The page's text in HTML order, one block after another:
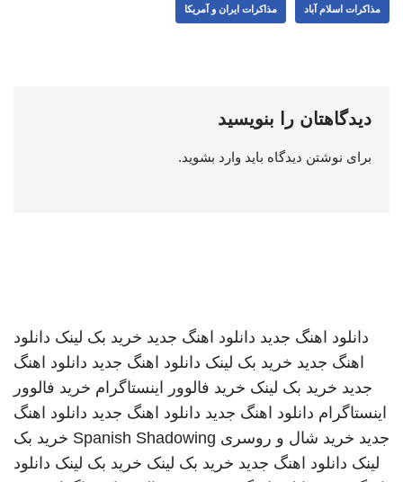
مذاکرات اسلام آباد مذاکرات ایران و آمریکا
دیدگاهتان را بنویسید
برای نوشتن دیدگاه باید وارد بشوید.
دانلود اهنگ جدید دانلود اهنگ جدید خرید بک لینک دانلود
اهنگ جدید خرید بک لینک دانلود اهنگ جدید دانلود اهنگ
جدید خرید بک لینک خرید فالوور اینستاگرام خرید فالوور
اینستاگرام دانلود اهنگ جدید دانلود اهنگ جدید دانلود اهنگ
جدید خرید شال و روسری Spanish Shadowing خرید بک
لینک دانلود اهنگ جدید خرید بک لینک خرید بک لینک دانلود